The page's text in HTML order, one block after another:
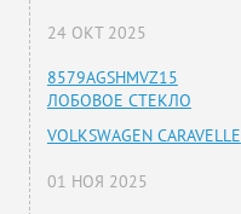
24 ОКТ 2025
8579AGSHMVZ15
ЛОБОВОЕ СТЕКЛО
VOLKSWAGEN CARAVELLE
01 НОЯ 2025